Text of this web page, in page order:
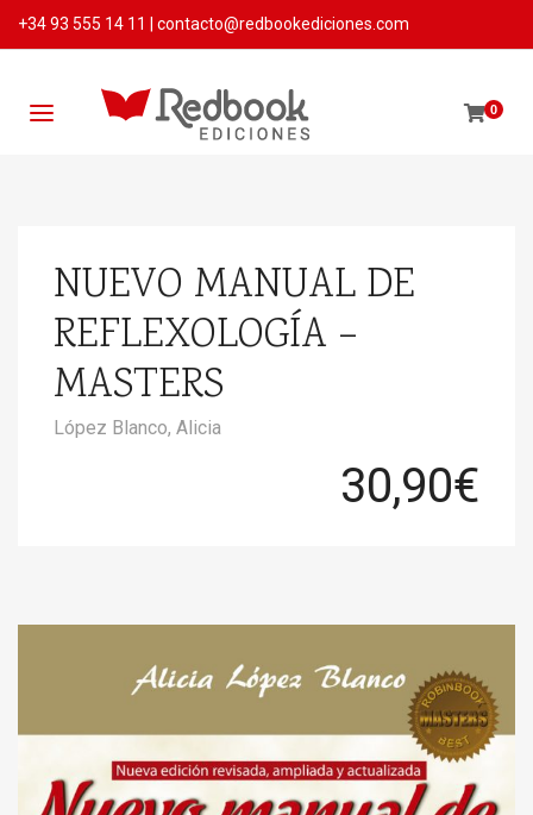
+34 93 555 14 11 contacto@redbookediciones.com
0
NUEVO MANUAL DE
REFLEXOLOGÍA –
MASTERS
López Blanco, Alicia
30,90€